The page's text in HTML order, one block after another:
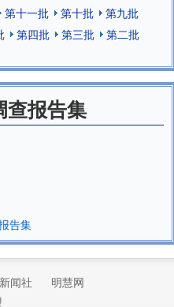
第十一批 第十批
第九批
第四批 第三批
第二批
查报告集
告集
闻社
明慧网